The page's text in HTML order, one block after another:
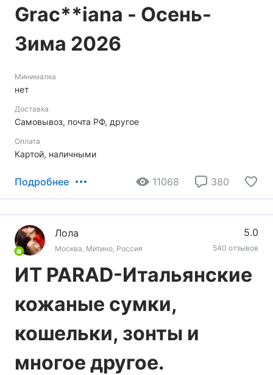
Grac**iana - Осень-
Зима 2026
Минималка
нет
Доставка
Самовывоз, почта РФ, другое
Оплата
Картой, наличными
Подробнее 11068 380
Лола
Москва, Митино, Россия
5.0
540 отзывов
ИТ PARAD-Итальянские
кожаные сумки,
кошельки, зонты и
многое другое.